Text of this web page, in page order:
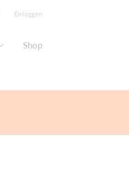
Einloggen
Shop